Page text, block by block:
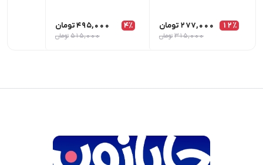
12٪ 277,000 تومان
315,000 تومان
4٪ 495,000تومان
515,000 تومان